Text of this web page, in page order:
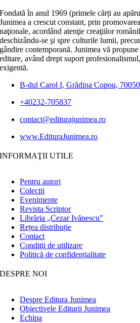
Fondată în anul 1969 (primele cărți au
Junimea a crescut constant, prin
naţionale, acordând atenţie creaţiilor
deschizându-se şi spre culturile lumii,
gândire contemporană. Junimea vă
editare, având drept suport
exigentă.
B-dul Carol I, Grădina Copou,
+40232-705837
contact@editurajunimea.ro
www.EdituraJunimea.ro
INFORMAŢII UTILE
Pentru autori
Colecţii
Evenimente
Revista Scriptor
Librăria „Cezar Ivănescu”
Rețea distribuție
Contact
Condiţii de utilizare
Politică de confidențialitate
DESPRE NOI
Despre Editura Junimea
Obiectivele Editurii Junimea
Echipa